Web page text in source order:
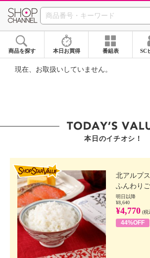
SHOP
商品を探す 本日お買得 番組表 SC
現在、お取扱いしていません。
本日のイチオシ！
北アルプ
ふんわり
明日以降
¥8,640
¥4,770 (税
44%OFF